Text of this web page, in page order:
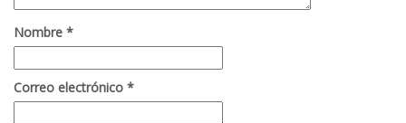
Nombre *
Correo electrónico *